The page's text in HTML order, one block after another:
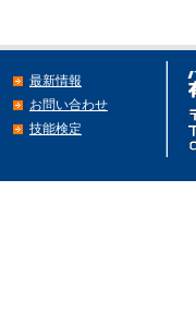
最新情報
お問い合わせ
技能検定